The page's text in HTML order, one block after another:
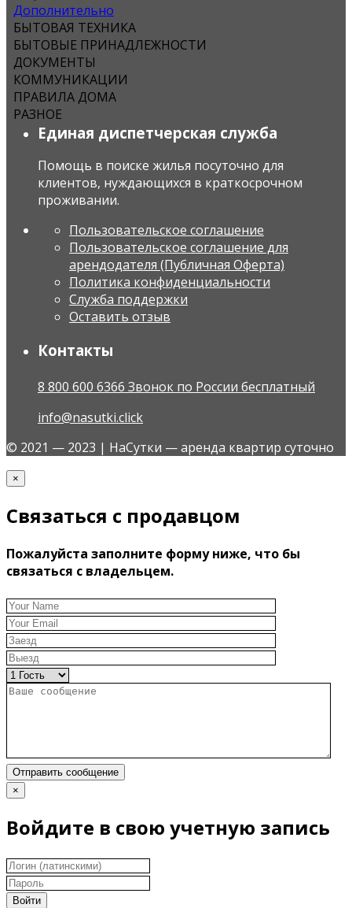
Дополнительно
БЫТОВАЯ ТЕХНИКА
БЫТОВЫЕ ПРИНАДЛЕЖНОСТИ
ДОКУМЕНТЫ
КОММУНИКАЦИИ
ПРАВИЛА ДОМА
РАЗНОЕ
Единая диспетчерская служба
Помощь в поиске жилья посуточно для
клиентов, нуждающихся в краткосрочном
проживании.
Пользовательское соглашение
Пользовательское соглашение для
арендодателя (Публичная Оферта)
Политика конфиденциальности
Служба поддержки
Оставить отзыв
Контакты
8 800 600 6366 Звонок по России бесплатный
info@nasutki.click
© 2021 — 2023 | НаСутки — аренда квартир суточно
×
Связаться с продавцом
Пожалуйста заполните форму ниже, что бы
связаться с владельцем.
Отправить сообщение
×
Войдите в свою учетную запись
Войти